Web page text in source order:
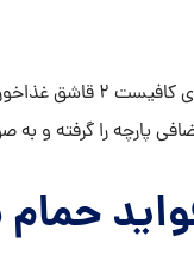
پارچه را گرفته و به